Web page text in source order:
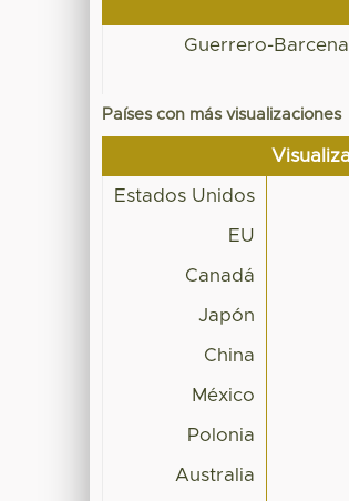
Guerrero-
Países con más visualizaciones
Estados Unidos
EU
Canadá
Japón
China
México
Polonia
Australia